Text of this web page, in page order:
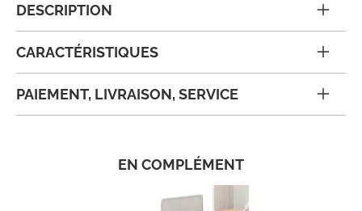
DESCRIPTION
CARACTÉRISTIQUES
PAIEMENT, LIVRAISON, SERVICE
EN COMPLÉMENT